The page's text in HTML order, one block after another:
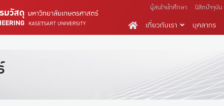
ผู้สนใจเข้าศึกษา นิสิตปัจจุบัน
เกี่ยวกับเรา บุคลากร